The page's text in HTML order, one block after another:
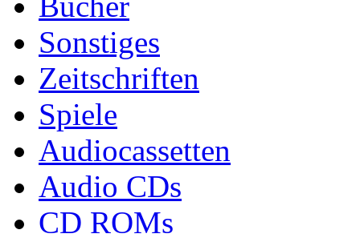
Sonstiges
Zeitschriften
Spiele
Audiocassetten
Audio CDs
CD ROMs